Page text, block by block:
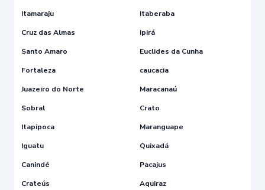
Itamaraju
Itaberaba
Cruz das Almas
Ipirá
Santo Amaro
Euclides da Cunha
Fortaleza
caucacia
Juazeiro do Norte
Maracanaú
Sobral
Crato
Itapipoca
Maranguape
Iguatu
Quixadá
Canindé
Pacajus
Crateús
Aquiraz